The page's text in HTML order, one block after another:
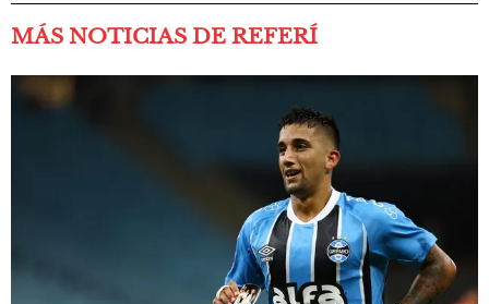
MÁS NOTICIAS DE REFERÍ